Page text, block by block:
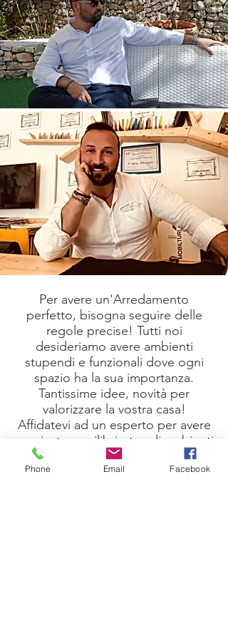
Per avere un'Arredamento
perfetto, bisogna seguire delle
regole precise! Tutti noi
desideriamo avere ambienti
stupendi e funzionali dove ogni
spazio ha la sua importanza.
Tantissime idee, novità per
valorizzare la vostra casa!
Affidatevi ad un esperto per avere
un giusto equilibrio tra gli ambienti
della casa, per vivere al meglio
ogni momento della vostra vita.
Phone Email Facebook